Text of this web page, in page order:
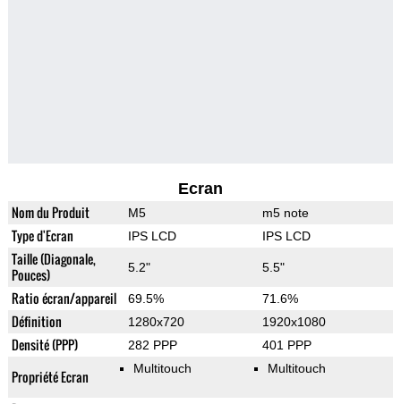
Ecran
Nom du Produit M5 m5 note
Type d'Ecran IPS LCD IPS LCD
Taille (Diagonale,
Pouces)
5.2" 5.5"
Ratio écran/appareil 69.5% 71.6%
Définition 1280x720 1920x1080
Densité (PPP) 282 PPP 401 PPP
Propriété Ecran Multitouch Multitouch